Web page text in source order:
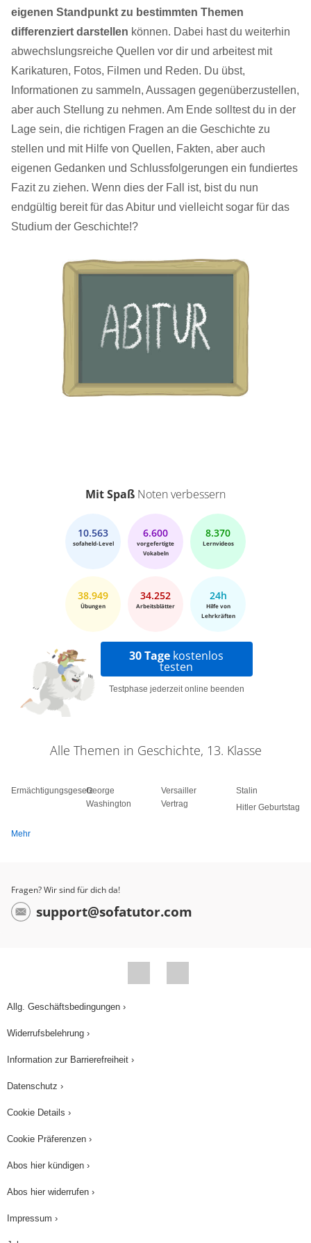
eigenen Standpunkt zu bestimmten Themen
differenziert darstellen können. Dabei hast du weiterhin
abwechslungsreiche Quellen vor dir und arbeitest mit
Karikaturen, Fotos, Filmen und Reden. Du übst,
Informationen zu sammeln, Aussagen gegenüberzustellen,
aber auch Stellung zu nehmen. Am Ende solltest du in der
Lage sein, die richtigen Fragen an die Geschichte zu
stellen und mit Hilfe von Quellen, Fakten, aber auch
eigenen Gedanken und Schlussfolgerungen ein fundiertes
Fazit zu ziehen. Wenn dies der Fall ist, bist du nun
endgültig bereit für das Abitur und vielleicht sogar für das
Studium der Geschichte!?
Mit Spaß Noten verbessern
10.563
sofaheld-Level
6.600
vorgefertigte
Vokabeln
8.370
Lernvideos
38.949
Übungen
34.252
Arbeitsblätter
24h
Hilfe von
Lehrkräften
30 Tage kostenlos
testen
Testphase jederzeit online beenden
Alle Themen in Geschichte, 13. Klasse
ErmächtigungsgesetzGeorge
Washington
Versailler
Vertrag
Stalin
Hitler Geburtstag
Mehr
Fragen? Wir sind für dich da!
support@sofatutor.com
Allg. Geschäftsbedingungen ›
Widerrufsbelehrung ›
Information zur Barrierefreiheit ›
Datenschutz ›
Cookie Details ›
Cookie Präferenzen ›
Abos hier kündigen ›
Abos hier widerrufen ›
Impressum ›